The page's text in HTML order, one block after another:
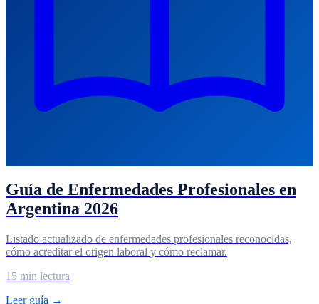
Guía de Enfermedades Profesionales en
Argentina 2026
Listado actualizado de enfermedades profesionales reconocidas,
cómo acreditar el origen laboral y cómo reclamar.
15 min lectura
Leer guía →